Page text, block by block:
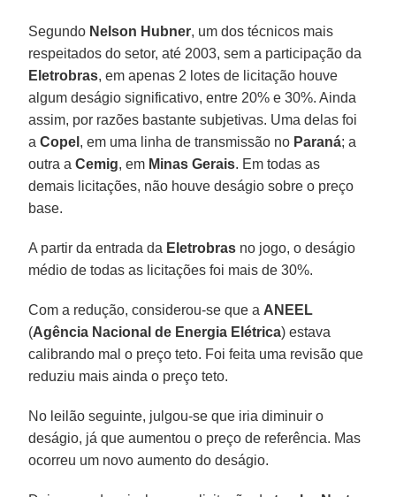
Segundo Nelson Hubner, um dos técnicos mais
respeitados do setor, até 2003, sem a participação da
Eletrobras, em apenas 2 lotes de licitação houve
algum deságio significativo, entre 20% e 30%. Ainda
assim, por razões bastante subjetivas. Uma delas foi
aCopel , em uma linha de transmissão no Paraná; a
outra aCemig, em Minas Gerais. Em todas as
demais licitações, não houve deságio sobre o preço
base.
A partir da entrada da Eletrobras no jogo, o deságio
médio de todas as licitações foi mais de 30%.
Com a redução, considerou-se que a ANEEL
(Agência Nacional de Energia Elétrica) estava
calibrando mal o preço teto. Foi feita uma revisão que
reduziu mais ainda o preço teto.
No leilão seguinte, julgou-se que iria diminuir o
deságio, já que aumentou o preço de referência. Mas
ocorreu um novo aumento do deságio.